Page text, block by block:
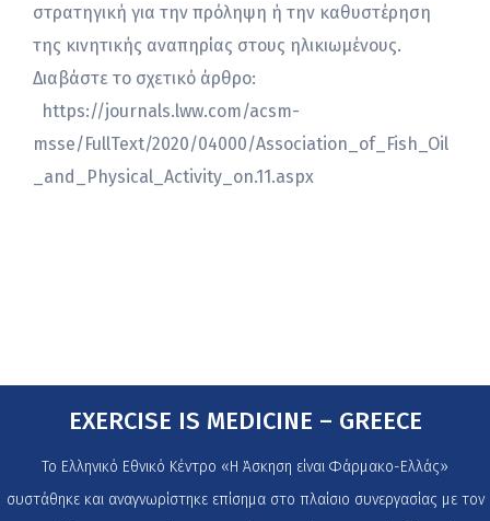
στρατηγική για την πρόληψη ή την καθυστέρηση
της κινητικής αναπηρίας στους ηλικιωμένους.
Διαβάστε το σχετικό άρθρο:
https://journals.lww.com/acsm-
msse/FullText/2020/04000/Association_of_Fish_Oil
_and_Physical_Activity_on.11.aspx
EXERCISE IS MEDICINE – GREECE
Το Ελληνικό Εθνικό Κέντρο «Η Άσκηση είναι Φάρμακο-Ελλάς»
συστάθηκε και αναγνωρίστηκε επίσημα στο πλαίσιο συνεργασίας με τον